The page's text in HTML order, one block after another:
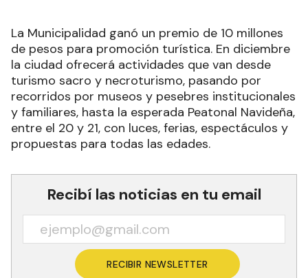
La Municipalidad ganó un premio de 10 millones
de pesos para promoción turística. En diciembre
la ciudad ofrecerá actividades que van desde
turismo sacro y necroturismo, pasando por
recorridos por museos y pesebres institucionales
y familiares, hasta la esperada Peatonal Navideña,
entre el 20 y 21, con luces, ferias, espectáculos y
propuestas para todas las edades.
Recibí las noticias en tu email
RECIBIR NEWSLETTER